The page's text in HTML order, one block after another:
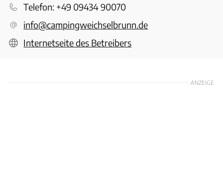
Telefon: +49 09434 90070
info@campingweichselbrunn.de
Internetseite des Betreibers
ANZEIGE